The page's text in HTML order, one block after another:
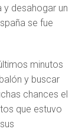
y desahogar un
se fue
minutos
y buscar
chances el
que estuvo